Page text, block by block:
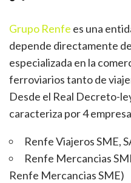
Grupo Renfe es una
depende directamente
especializada en la
ferroviarios tanto de
Desde el Real Decreto-
caracteriza por 4
Renfe Viajeros SME,
Renfe Mercancias
Renfe Mercancias SME)